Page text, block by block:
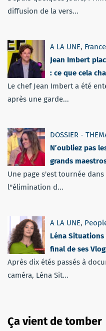
diffusion de la vers...
A LA UNE, France
Jean Imbert
: ce que cela
Le chef Jean Imbert a été
après une garde...
DOSSIER -
N’oubliez pas
grands
Une page s'est tournée
l''élimination d...
A LA UNE,
Léna Situations
final de ses
Après dix étés passés à
caméra, Léna Sit...
Ça vient de tomber